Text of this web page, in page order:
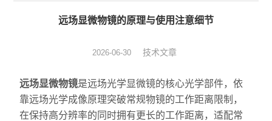
光学元件
光纤器件
光学成像
远场显微物镜的原理与使用注意细节
2026-06-30 技术文章
远场显微物镜是远场光学显微镜的核心光学部件，依
靠远场光学成像原理突破常规物镜的工作距离限制，
在保持高分辨率的同时拥有更长的工作距离，适配常